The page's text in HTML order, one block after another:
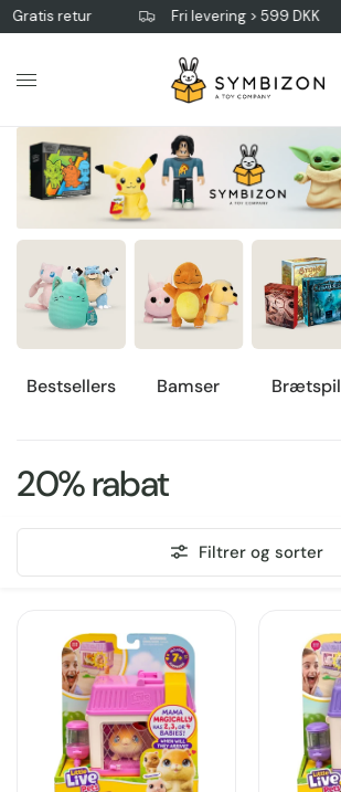
retur Fri levering > 599 DKK
Bestsellers Bamser Brætspil
20% rabat
Filtrer og sorter